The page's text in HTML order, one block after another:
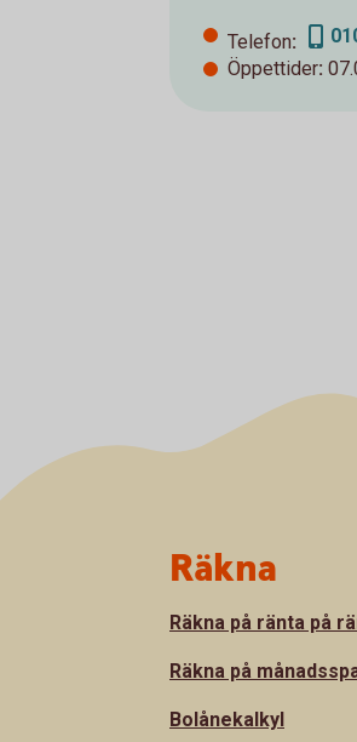
Telefon:
Öppettider:
Räkna
Räkna på ränta på
Räkna på
Bolånekalkyl